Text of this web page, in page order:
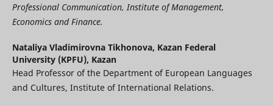
Professional Communication, Institute of Management,
Economics and Finance.
Nataliya Vladimirovna Tikhonova, Kazan Federal
University (KPFU), Kazan
Head Professor of the Department of European Languages
and Cultures, Institute of International Relations.